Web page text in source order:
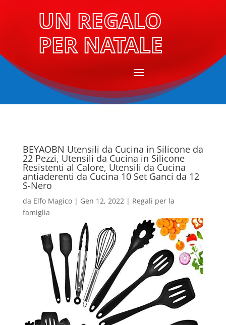
UN REGALO
PER NATALE
BEYAOBN Utensili da Cucina in Silicone da
22 Pezzi, Utensili da Cucina in Silicone
Resistenti al Calore, Utensili da Cucina
antiaderenti da Cucina 10 Set Ganci da 12
S-Nero
da Elfo Magico| Gen 12, 2022| Regali per la
famiglia